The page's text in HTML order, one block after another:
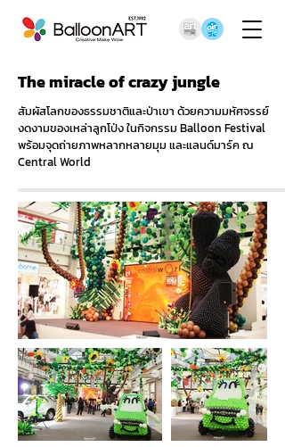
The miracle of crazy jungle
สัมผัสโลกของธรรมชาติและป่าเขา ด้วยความมหัศจรรย์
งดงามของเหล่าลูกโป่ง ในกิจกรรม Balloon Festival
พร้อมจุดถ่ายภาพหลากหลายมุม และแลนด์มาร์ค ณ
Central World